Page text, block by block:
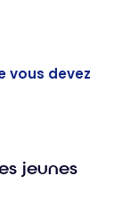
vous devez
jeunes